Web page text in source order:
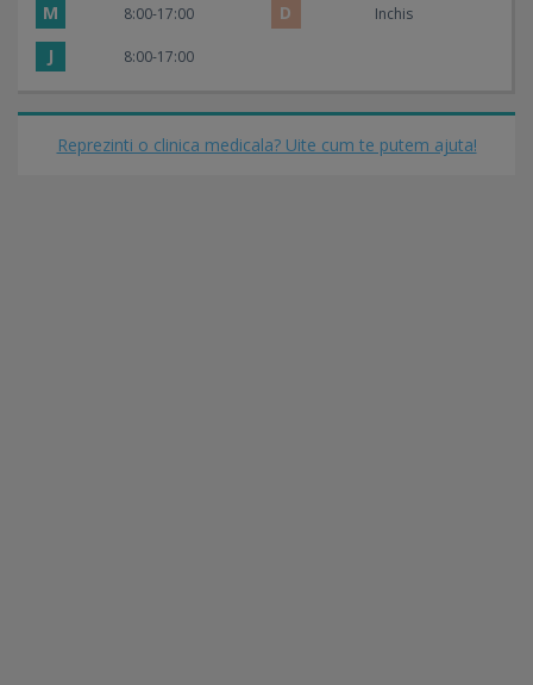
M 8:00-17:00 D Inchis
J 8:00-17:00
Reprezinti o clinica medicala? Uite cum te putem ajuta!